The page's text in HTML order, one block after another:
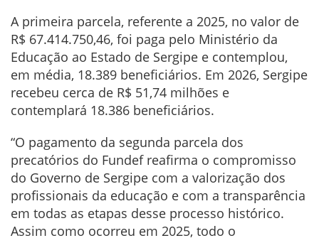
A primeira parcela, referente a 2025, no valor de
R$ 67.414.750,46, foi paga pelo Ministério da
Educação ao Estado de Sergipe e contemplou,
em média, 18.389 beneficiários. Em 2026, Sergipe
recebeu cerca de R$ 51,74 milhões e
contemplará 18.386 beneficiários.
“O pagamento da segunda parcela dos
precatórios do Fundef reafirma o compromisso
do Governo de Sergipe com a valorização dos
profissionais da educação e com a transparência
em todas as etapas desse processo histórico.
Assim como ocorreu em 2025, todo o